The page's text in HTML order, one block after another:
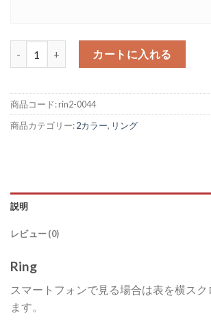
ツートン センターシンプル リング 6mm フラッ
カートに入れる
商品コード:rin2-0044
商品カテゴリー:2カラー, リング
説明
レビュー (0)
Ring
スマートフォンで見る場合は表を横スク
ます。